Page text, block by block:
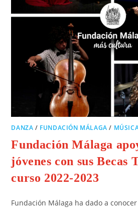
DANZA / FUNDACIÓN MÁLAGA /
Fundación Málaga
jóvenes con sus Becas
curso 2022-2023
Fundación Málaga ha dado a